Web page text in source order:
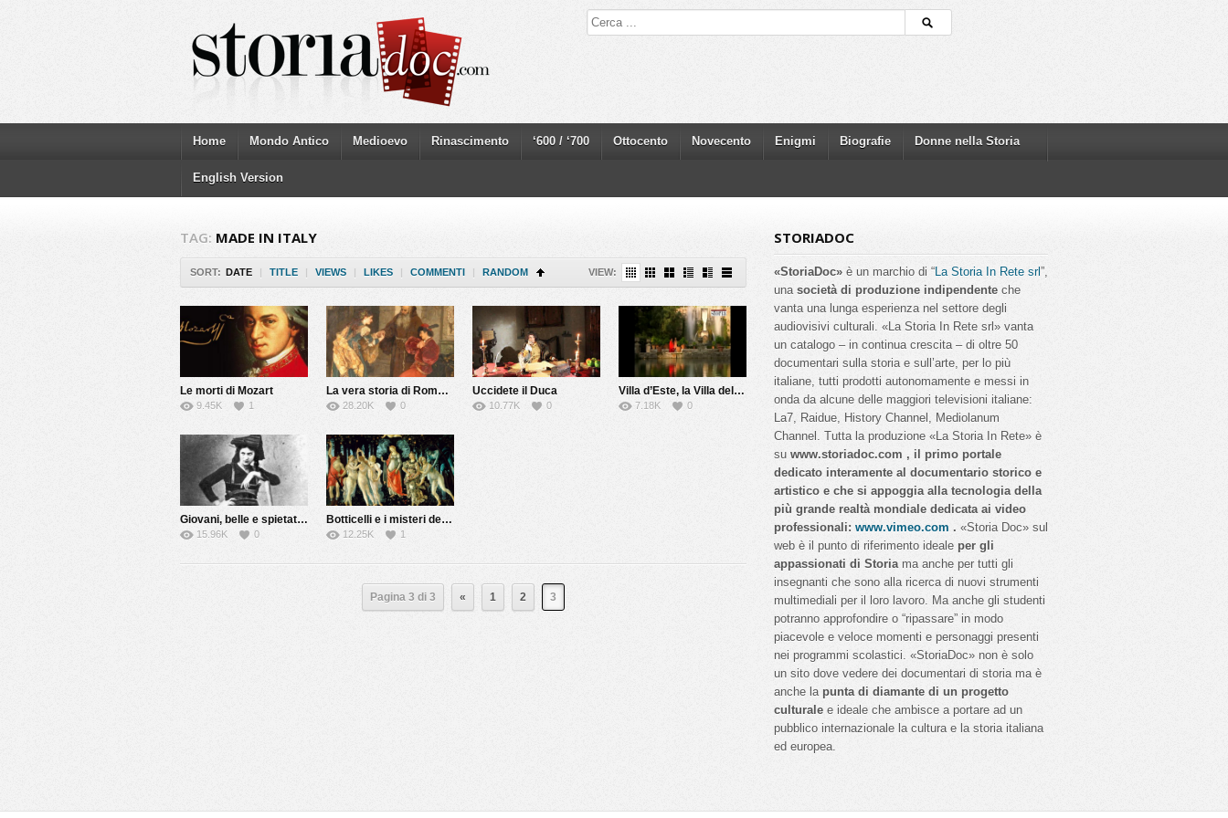
Home Mondo Antico Medioevo Rinascimento ‘600 / ‘700 Ottocento Novecento Enigmi Biografie Donne nella Storia
English Version
TAG: MADE IN ITALY
SORT: DATE | TITLE | VIEWS | LIKES | COMMENTI | RANDOM VIEW:
Le morti di Mozart
9.45K 1
La vera storia di Romeo e Giulietta
28.20K 0
Uccidete il Duca
10.77K 0
Villa d’Este, la Villa del cardinale
7.18K 0
Giovani, belle e spietate: le Brigantesse
15.96K 0
Botticelli e i misteri della Primavera
12.25K 1
Pagina 3 di 3 « 1 2 3
STORIADOC
«StoriaDoc» è un marchio di “La Storia In Rete srl”,
una società di produzione indipendente che
vanta una lunga esperienza nel settore degli
audiovisivi culturali. «La Storia In Rete srl» vanta
un catalogo – in continua crescita – di oltre 50
documentari sulla storia e sull’arte, per lo più
italiane, tutti prodotti autonomamente e messi in
onda da alcune delle maggiori televisioni italiane:
La7, Raidue, History Channel, Mediolanum
Channel. Tutta la produzione «La Storia In Rete» è
su www.storiadoc.com , il primo portale
dedicato interamente al documentario storico e
artistico e che si appoggia alla tecnologia della
più grande realtà mondiale dedicata ai video
professionali: www.vimeo.com . «Storia Doc» sul
web è il punto di riferimento ideale per gli
appassionati di Storiama anche per tutti gli
insegnanti che sono alla ricerca di nuovi strumenti
multimediali per il loro lavoro. Ma anche gli studenti
potranno approfondire o “ripassare” in modo
piacevole e veloce momenti e personaggi presenti
nei programmi scolastici. «StoriaDoc» non è solo
un sito dove vedere dei documentari di storia ma è
anche la punta di diamante di un progetto
culturale e ideale che ambisce a portare ad un
pubblico internazionale la cultura e la storia italiana
ed europea.